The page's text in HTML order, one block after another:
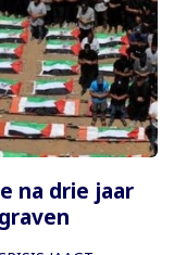
na drie jaar